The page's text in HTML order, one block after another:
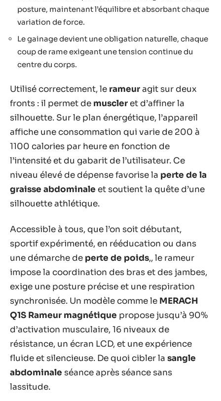
posture, maintenant l’équilibre et absorbant chaque
variation de force.
Le gainage devient une obligation naturelle, chaque
coup de rame exigeant une tension continue du
centre du corps.
Utilisé correctement, le rameuragit sur deux
fronts : il permet de muscler et d’affiner la
silhouette. Sur le plan énergétique, l’appareil
affiche une consommation qui varie de 200 à
1100 calories par heure en fonction de
l’intensité et du gabarit de l’utilisateur. Ce
niveau élevé de dépense favorise la perte de la
graisse abdominale et soutient la quête d’une
silhouette athlétique.
Accessible à tous, que l’on soit débutant,
sportif expérimenté, en rééducation ou dans
une démarche de perte de poids,, le rameur
impose la coordination des bras et des jambes,
exige une posture précise et une respiration
synchronisée. Un modèle comme le MERACH
Q1S Rameur magnétique propose jusqu’à 90%
d’activation musculaire, 16 niveaux de
résistance, un écran LCD, et une expérience
fluide et silencieuse. De quoi cibler la sangle
abdominale séance après séance sans
lassitude.